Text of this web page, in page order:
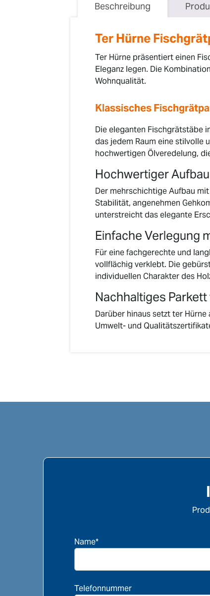
Beschreibung
Ter Hürne
Ter Hürne präsentiert einen
Eleganz legen. Die
Wohnqualität.
Klassisches
Die eleganten Fischgrätstäbe
das jedem Raum eine stilvolle
hochwertigen Ölveredelung,
Hochwertiger
Der mehrschichtige Aufbau
Stabilität, angenehmen
unterstreicht das elegante
Einfache Verlegung
Für eine fachgerechte und
vollflächig verklebt. Die
individuellen Charakter des
Nachhaltiges
Darüber hinaus setzt ter
Umwelt- und
Name*
Telefonnummer